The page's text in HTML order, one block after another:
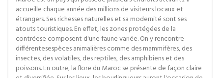
accueille chaque année des millions de visiteurs locaux et
étrangers. Ses richesses naturelles et sa modernité sont ses
atouts touristiques. En effet, les zones protégées de la
contréese composent d'une faune variée. On y rencontre
différentesespèces animalières comme des mammifères, des
insectes, des volatiles, des reptiles, des amphibiens et des
poissons. En outre, la flore du Maroc se présente de façon claire